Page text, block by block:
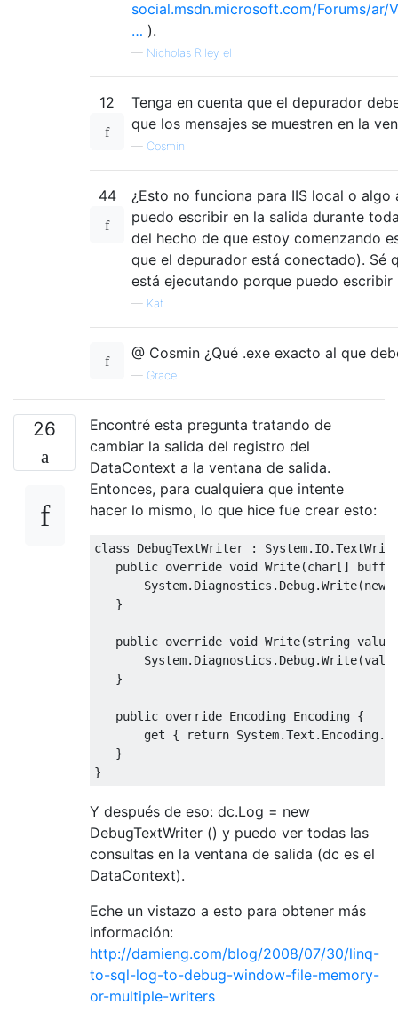
social.msdn.microsoft.com/Forums/ar/
… ).
— Nicholas Riley el
12
Tenga en cuenta que el depurador
que los mensajes se muestren en la
— Cosmin
44
¿Esto no funciona para IIS local o algo
puedo escribir en la salida durante
del hecho de que estoy comenzando
que el depurador está conectado). Sé
está ejecutando porque puedo escribir
— Kat
@ Cosmin ¿Qué .exe exacto al que
— Grace
26
Encontré esta pregunta tratando de
cambiar la salida del registro del
DataContext a la ventana de salida.
Entonces, para cualquiera que intente
hacer lo mismo, lo que hice fue crear esto:
class DebugTextWriter : System. IO.
public override void Write(char[]
System. Diagnostics . Debug.Write(new
}
public override void Write(string value
System. Diagnostics . Debug.Write(
}
public override Encoding Encoding {
get
{ return System.Text . Encoding.
}
}
Y después de eso: dc.Log = new
DebugTextWriter () y puedo ver todas las
consultas en la ventana de salida (dc es el
DataContext).
Eche un vistazo a esto para obtener más
información:
http://damieng.com/blog/2008/07/30/linq-
to-sql-log-to-debug-window-file-memory-
or-multiple-writers